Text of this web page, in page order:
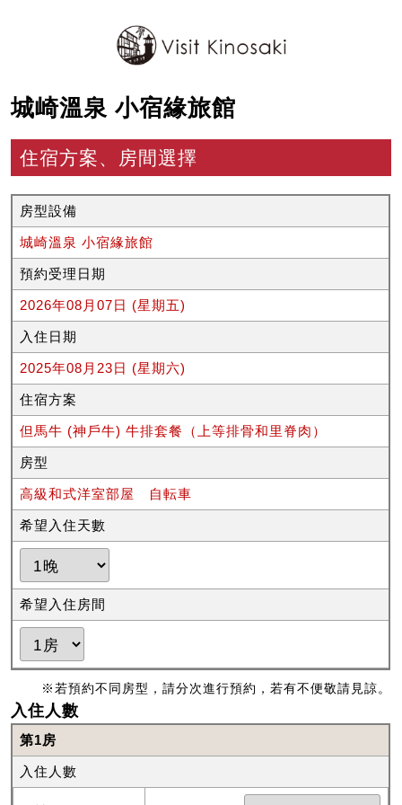
城崎溫泉 小宿緣旅館
住宿方案、房間選擇
房型設備
城崎溫泉 小宿緣旅館
預約受理日期
2026年08月07日 (星期五)
入住日期
2025年08月23日 (星期六)
住宿方案
但馬牛 (神戶牛) 牛排套餐（上等排骨和里脊肉）
房型
高級和式洋室部屋 自転車
希望入住天數
希望入住房間
※若預約不同房型，請分次進行預約，若有不便敬請見諒。
入住人數
第1房
入住人數